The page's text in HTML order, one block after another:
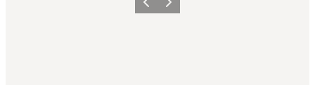
ForrigeNæste